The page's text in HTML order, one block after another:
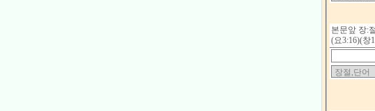
본문앞 장:
(요3:16)(창